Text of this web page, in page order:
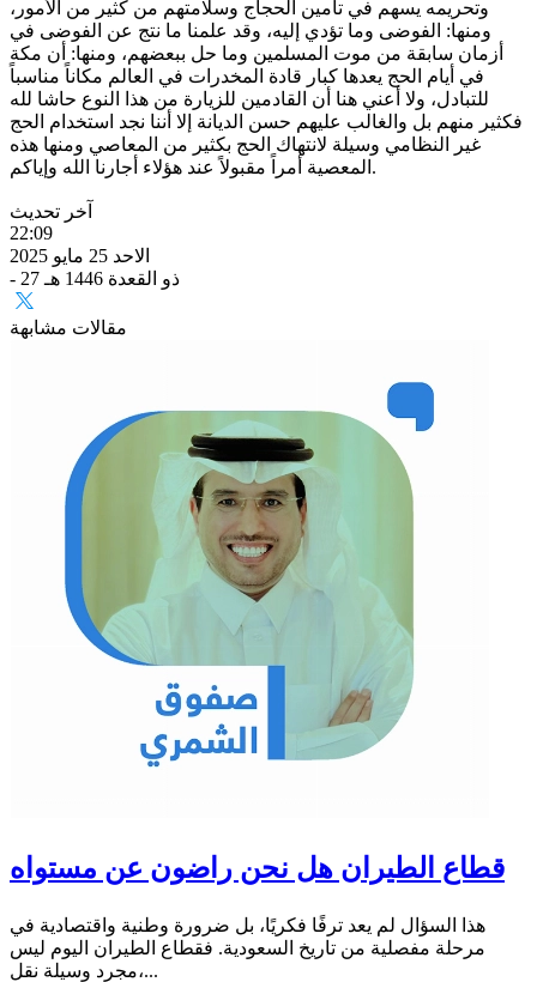
وتحريمه يسهم في تأمين الحجاج وسلامتهم من كثير من الأمور،
ومنها: الفوضى وما تؤدي إليه، وقد علمنا ما نتج عن الفوضى في
أزمان سابقة من موت المسلمين وما حل ببعضهم، ومنها: أن مكة
في أيام الحج يعدها كبار قادة المخدرات في العالم مكاناً مناسباً
للتبادل، ولا أعني هنا أن القادمين للزيارة من هذا النوع حاشا لله
فكثير منهم بل والغالب عليهم حسن الديانة إلا أننا نجد استخدام الحج
غير النظامي وسيلة لانتهاك الحج بكثير من المعاصي ومنها هذه
المعصية أمراً مقبولاً عند هؤلاء أجارنا الله وإياكم.
آخر تحديث
22:09
الاحد 25 مايو 2025
- 27 ذو القعدة 1446 هـ
مقالات مشابهة
قطاع الطيران هل نحن راضون عن مستواه
هذا السؤال لم يعد ترفًا فكريًا، بل ضرورة وطنية واقتصادية في
مرحلة مفصلية من تاريخ السعودية. فقطاع الطيران اليوم ليس
مجرد وسيلة نقل،...